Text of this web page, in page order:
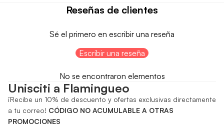
Reseñas de clientes
Sé el primero en escribir una reseña
Escribir una reseña
No se encontraron elementos
Unisciti a Flamingueo
¡Recibe un 10% de descuento y ofertas exclusivas directamente
a tu correo! CÓDIGO NO ACUMULABLE A OTRAS
PROMOCIONES